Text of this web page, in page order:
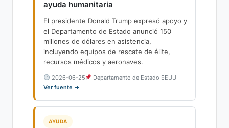
ayuda humanitaria
El presidente Donald Trump expresó apoyo y
el Departamento de Estado anunció 150
millones de dólares en asistencia,
incluyendo equipos de rescate de élite,
recursos médicos y aeronaves.
2026-06-25
Departamento de Estado EEUU
Ver fuente →
AYUDA